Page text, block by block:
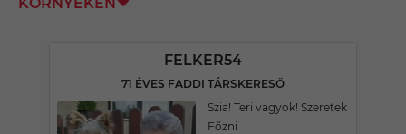
FELKER54
71 ÉVES FADDI TÁRSKERESŐ
Szia! Teri vagyok! Szeretek
Főzni